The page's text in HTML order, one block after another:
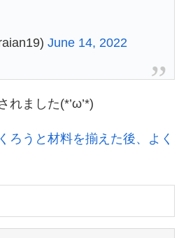
June 14, 2022
れました(*’ω’*)
ろうと材料を揃えた後、よく